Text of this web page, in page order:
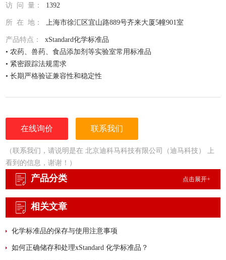
访 问 量： 1392
所 在 地：上海市徐汇区宜山路889号齐来大厦5幢901室
产品特点：xStandard化学标准品
• 农药、兽药、食品添加剂等实验室常用标准品
• 紧密跟踪法规需求
• 长期严格验证兼容性和稳定性
• 详尽的分析证书（COA）
• 更为人性化的小包装量，利于保存，节约成本
在线询价 联系我们
（联系我们，请说明是在 北京迪科马科技有限公司（迪马科技） 上
看到的信息，谢谢！）
产品分类 点击展开+
相关文章
化学标准品的保存与使用注意事项
如何正确储存和处理xStandard 化学标准品？